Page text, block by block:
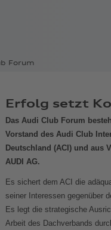
Forum
Erfolg setzt
Das Audi Club Forum
Vorstand des Audi Club
Deutschland (ACI) und aus
AUDI AG.
Es sichert dem ACI die
seiner Interessen gegenüber
Es legt die strategische
Arbeit des Dachverbands